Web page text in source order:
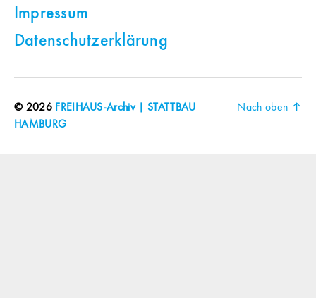
Impressum
Datenschutzerklärung
© 2026 FREIHAUS-Archiv | STATTBAU
HAMBURG
Nach oben ↑